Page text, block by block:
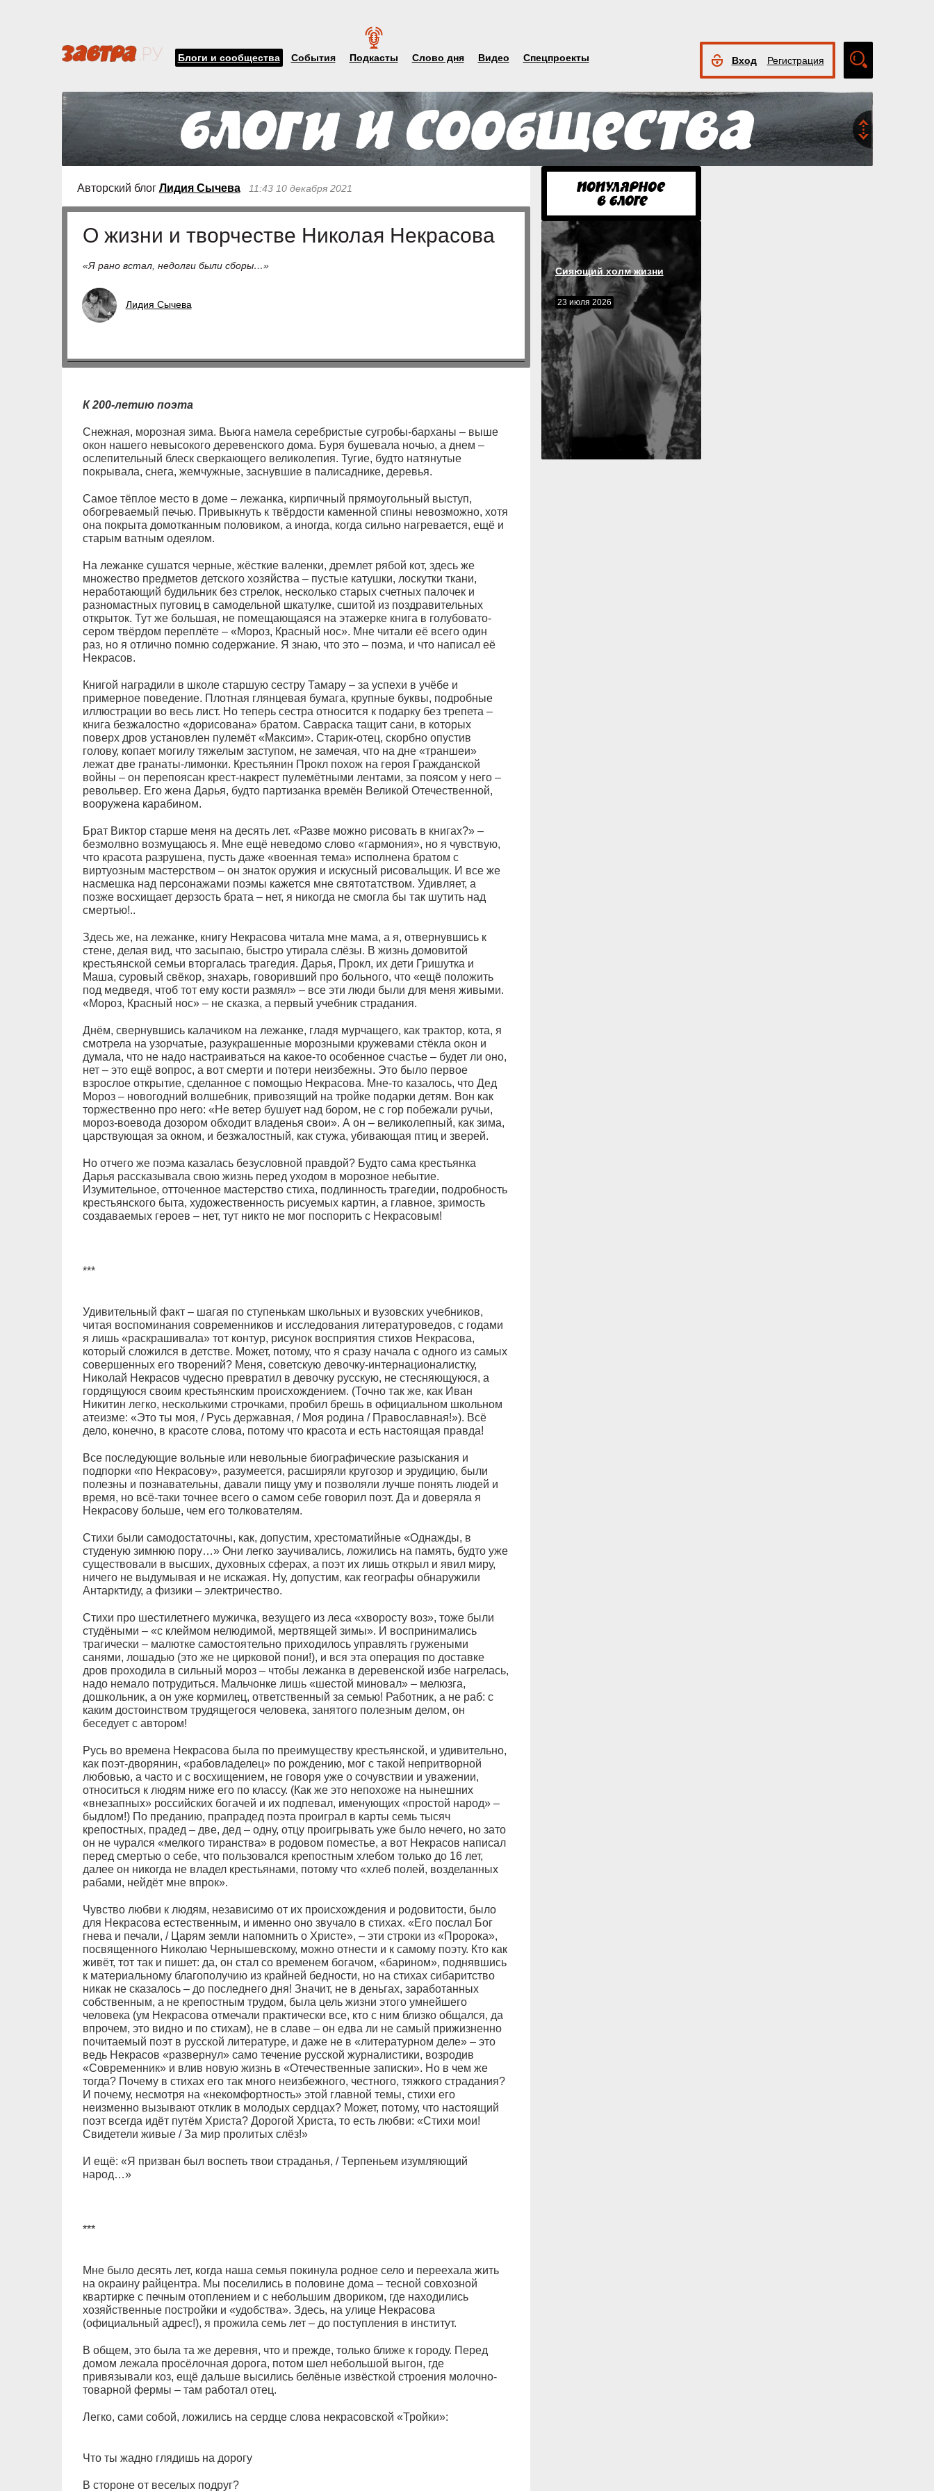
Блоги и сообщества События Подкасты Слово дня Видео Спецпроекты Вход Регистрация
поиск
Авторский блог Лидия Сычева 11:43 10 декабря 2021
О жизни и творчестве Николая Некрасова
«Я рано встал, недолги были сборы…»
Лидия Сычева
К 200-летию поэта
Снежная, морозная зима. Вьюга намела серебристые сугробы-барханы – выше
окон нашего невысокого деревенского дома. Буря бушевала ночью, а днем –
ослепительный блеск сверкающего великолепия. Тугие, будто натянутые
покрывала, снега, жемчужные, заснувшие в палисаднике, деревья.
Самое тёплое место в доме – лежанка, кирпичный прямоугольный выступ,
обогреваемый печью. Привыкнуть к твёрдости каменной спины невозможно, хотя
она покрыта домотканным половиком, а иногда, когда сильно нагревается, ещё и
старым ватным одеялом.
На лежанке сушатся черные, жёсткие валенки, дремлет рябой кот, здесь же
множество предметов детского хозяйства – пустые катушки, лоскутки ткани,
неработающий будильник без стрелок, несколько старых счетных палочек и
разномастных пуговиц в самодельной шкатулке, сшитой из поздравительных
открыток. Тут же большая, не помещающаяся на этажерке книга в голубовато-
сером твёрдом переплёте – «Мороз, Красный нос». Мне читали её всего один
раз, но я отлично помню содержание. Я знаю, что это – поэма, и что написал её
Некрасов.
Книгой наградили в школе старшую сестру Тамару – за успехи в учёбе и
примерное поведение. Плотная глянцевая бумага, крупные буквы, подробные
иллюстрации во весь лист. Но теперь сестра относится к подарку без трепета –
книга безжалостно «дорисована» братом. Савраска тащит сани, в которых
поверх дров установлен пулемёт «Максим». Старик-отец, скорбно опустив
голову, копает могилу тяжелым заступом, не замечая, что на дне «траншеи»
лежат две гранаты-лимонки. Крестьянин Прокл похож на героя Гражданской
войны – он перепоясан крест-накрест пулемётными лентами, за поясом у него –
револьвер. Его жена Дарья, будто партизанка времён Великой Отечественной,
вооружена карабином.
Брат Виктор старше меня на десять лет. «Разве можно рисовать в книгах?» –
безмолвно возмущаюсь я. Мне ещё неведомо слово «гармония», но я чувствую,
что красота разрушена, пусть даже «военная тема» исполнена братом с
виртуозным мастерством – он знаток оружия и искусный рисовальщик. И все же
насмешка над персонажами поэмы кажется мне святотатством. Удивляет, а
позже восхищает дерзость брата – нет, я никогда не смогла бы так шутить над
смертью!..
Здесь же, на лежанке, книгу Некрасова читала мне мама, а я, отвернувшись к
стене, делая вид, что засыпаю, быстро утирала слёзы. В жизнь домовитой
крестьянской семьи вторгалась трагедия. Дарья, Прокл, их дети Гришутка и
Маша, суровый свёкор, знахарь, говоривший про больного, что «ещё положить
под медведя, чтоб тот ему кости размял» – все эти люди были для меня живыми.
«Мороз, Красный нос» – не сказка, а первый учебник страдания.
Днём, свернувшись калачиком на лежанке, гладя мурчащего, как трактор, кота, я
смотрела на узорчатые, разукрашенные морозными кружевами стёкла окон и
думала, что не надо настраиваться на какое-то особенное счастье – будет ли оно,
нет – это ещё вопрос, а вот смерти и потери неизбежны. Это было первое
взрослое открытие, сделанное с помощью Некрасова. Мне-то казалось, что Дед
Мороз – новогодний волшебник, привозящий на тройке подарки детям. Вон как
торжественно про него: «Не ветер бушует над бором, не с гор побежали ручьи,
мороз-воевода дозором обходит владенья свои». А он – великолепный, как зима,
царствующая за окном, и безжалостный, как стужа, убивающая птиц и зверей.
Но отчего же поэма казалась безусловной правдой? Будто сама крестьянка
Дарья рассказывала свою жизнь перед уходом в морозное небытие.
Изумительное, отточенное мастерство стиха, подлинность трагедии, подробность
крестьянского быта, художественность рисуемых картин, а главное, зримость
создаваемых героев – нет, тут никто не мог поспорить с Некрасовым!
***
Удивительный факт – шагая по ступенькам школьных и вузовских учебников,
читая воспоминания современников и исследования литературоведов, с годами
я лишь «раскрашивала» тот контур, рисунок восприятия стихов Некрасова,
который сложился в детстве. Может, потому, что я сразу начала с одного из самых
совершенных его творений? Меня, советскую девочку-интернационалистку,
Николай Некрасов чудесно превратил в девочку русскую, не стесняющуюся, а
гордящуюся своим крестьянским происхождением. (Точно так же, как Иван
Никитин легко, несколькими строчками, пробил брешь в официальном школьном
атеизме: «Это ты моя, / Русь державная, / Моя родина / Православная!»). Всё
дело, конечно, в красоте слова, потому что красота и есть настоящая правда!
Все последующие вольные или невольные биографические разыскания и
подпорки «по Некрасову», разумеется, расширяли кругозор и эрудицию, были
полезны и познавательны, давали пищу уму и позволяли лучше понять людей и
время, но всё-таки точнее всего о самом себе говорил поэт. Да и доверяла я
Некрасову больше, чем его толкователям.
Стихи были самодостаточны, как, допустим, хрестоматийные «Однажды, в
студеную зимнюю пору…» Они легко заучивались, ложились на память, будто уже
существовали в высших, духовных сферах, а поэт их лишь открыл и явил миру,
ничего не выдумывая и не искажая. Ну, допустим, как географы обнаружили
Антарктиду, а физики – электричество.
Стихи про шестилетнего мужичка, везущего из леса «хворосту воз», тоже были
студёными – «с клеймом нелюдимой, мертвящей зимы». И воспринимались
трагически – малютке самостоятельно приходилось управлять гружеными
санями, лошадью (это же не цирковой пони!), и вся эта операция по доставке
дров проходила в сильный мороз – чтобы лежанка в деревенской избе нагрелась,
надо немало потрудиться. Мальчонке лишь «шестой миновал» – мелюзга,
дошкольник, а он уже кормилец, ответственный за семью! Работник, а не раб: с
каким достоинством трудящегося человека, занятого полезным делом, он
беседует с автором!
Русь во времена Некрасова была по преимуществу крестьянской, и удивительно,
как поэт-дворянин, «рабовладелец» по рождению, мог с такой непритворной
любовью, а часто и с восхищением, не говоря уже о сочувствии и уважении,
относиться к людям ниже его по классу. (Как же это непохоже на нынешних
«внезапных» российских богачей и их подпевал, именующих «простой народ» –
быдлом!) По преданию, прапрадед поэта проиграл в карты семь тысяч
крепостных, прадед – две, дед – одну, отцу проигрывать уже было нечего, но зато
он не чурался «мелкого тиранства» в родовом поместье, а вот Некрасов написал
перед смертью о себе, что пользовался крепостным хлебом только до 16 лет,
далее он никогда не владел крестьянами, потому что «хлеб полей, возделанных
рабами, нейдёт мне впрок».
Чувство любви к людям, независимо от их происхождения и родовитости, было
для Некрасова естественным, и именно оно звучало в стихах. «Его послал Бог
гнева и печали, / Царям земли напомнить о Христе», – эти строки из «Пророка»,
посвященного Николаю Чернышевскому, можно отнести и к самому поэту. Кто как
живёт, тот так и пишет: да, он стал со временем богачом, «барином», поднявшись
к материальному благополучию из крайней бедности, но на стихах сибаритство
никак не сказалось – до последнего дня! Значит, не в деньгах, заработанных
собственным, а не крепостным трудом, была цель жизни этого умнейшего
человека (ум Некрасова отмечали практически все, кто с ним близко общался, да
впрочем, это видно и по стихам), не в славе – он едва ли не самый прижизненно
почитаемый поэт в русской литературе, и даже не в «литературном деле» – это
ведь Некрасов «развернул» само течение русской журналистики, возродив
«Современник» и влив новую жизнь в «Отечественные записки». Но в чем же
тогда? Почему в стихах его так много неизбежного, честного, тяжкого страдания?
И почему, несмотря на «некомфортность» этой главной темы, стихи его
неизменно вызывают отклик в молодых сердцах? Может, потому, что настоящий
поэт всегда идёт путём Христа? Дорогой Христа, то есть любви: «Стихи мои!
Свидетели живые / За мир пролитых слёз!»
И ещё: «Я призван был воспеть твои страданья, / Терпеньем изумляющий
народ…»
***
Мне было десять лет, когда наша семья покинула родное село и переехала жить
на окраину райцентра. Мы поселились в половине дома – тесной совхозной
квартирке с печным отоплением и с небольшим двориком, где находились
хозяйственные постройки и «удобства». Здесь, на улице Некрасова
(официальный адрес!), я прожила семь лет – до поступления в институт.
В общем, это была та же деревня, что и прежде, только ближе к городу. Перед
домом лежала просёлочная дорога, потом шел небольшой выгон, где
привязывали коз, ещё дальше высились белёные извёсткой строения молочно-
товарной фермы – там работал отец.
Легко, сами собой, ложились на сердце слова некрасовской «Тройки»:
Что ты жадно глядишь на дорогу
В стороне от веселых подруг?
Сияющий холм жизни
23 июля 2026